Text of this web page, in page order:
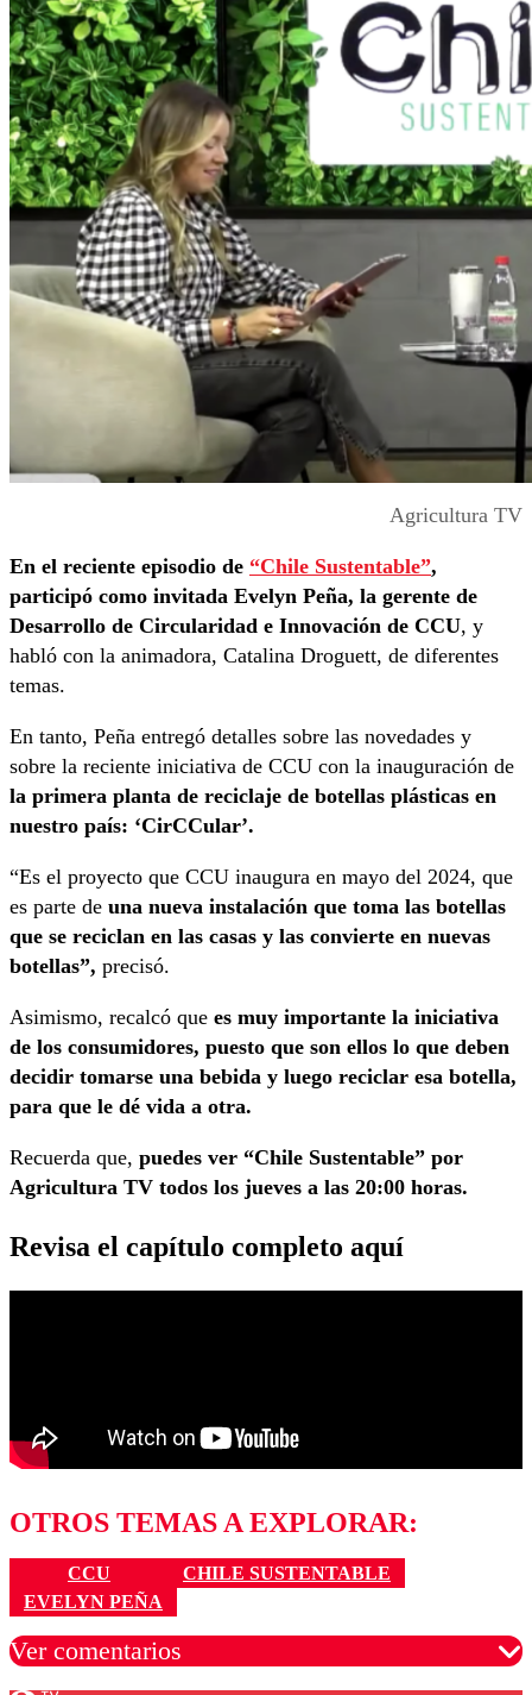
Agricultura TV
En el reciente episodio de “Chile Sustentable”,
participó como invitada Evelyn Peña, la gerente de
Desarrollo de Circularidad e Innovación de CCU, y
habló con la animadora, Catalina Droguett, de diferentes
temas.
En tanto, Peña entregó detalles sobre las novedades y
sobre la reciente iniciativa de CCU con la inauguración de
la primera planta de reciclaje de botellas plásticas en
nuestro país: ‘CirCCular’.
“Es el proyecto que CCU inaugura en mayo del 2024, que
es parte de una nueva instalación que toma las botellas
que se reciclan en las casas y las convierte en nuevas
botellas”, precisó.
Asimismo, recalcó que es muy importante la iniciativa
de los consumidores, puesto que son ellos lo que deben
decidir tomarse una bebida y luego reciclar esa botella,
para que le dé vida a otra.
Recuerda que, puedes ver “Chile Sustentable” por
Agricultura TV todos los jueves a las 20:00 horas.
Revisa el capítulo completo aquí
OTROS TEMAS A EXPLORAR:
CCU
CHILE SUSTENTABLE
EVELYN PEÑA
Ver comentarios